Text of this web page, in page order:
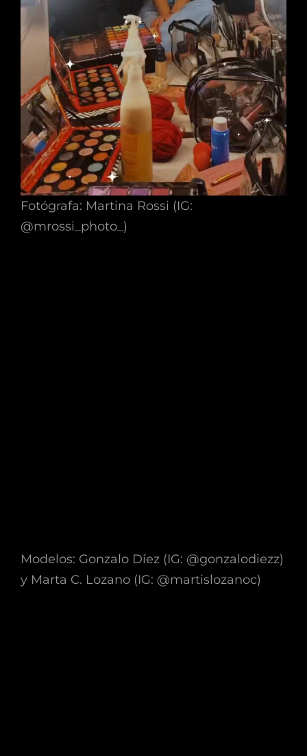
Fotógrafa: Martina Rossi (IG:
@mrossi_photo_)
Modelos: Gonzalo Díez (IG: @gonzalodiezz)
y Marta C. Lozano (IG: @martislozanoc)